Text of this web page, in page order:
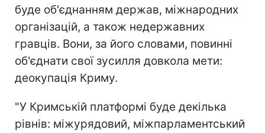
буде об'єднанням держав, міжнародних
організацій, а також недержавних
гравців. Вони, за його словами, повинні
об'єднати свої зусилля довкола мети:
деокупація Криму.
"У Кримській платформі буде декілька
рівнів: міжурядовий, міжпарламентський